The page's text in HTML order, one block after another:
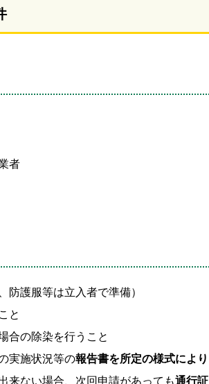
者
防護服等は立入者で準備）
と
合の除染を行うこと
実施状況等の報告書を所定の様式により
来ない場合、次回申請があっても通行証